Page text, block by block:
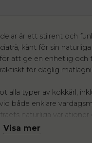
är ett stilrent och
känt för sin
att ge en enhetlig och
för daglig
alla typer av kokkärl,
både enklare
naturliga variationer
organisk känsla i
Visa mer